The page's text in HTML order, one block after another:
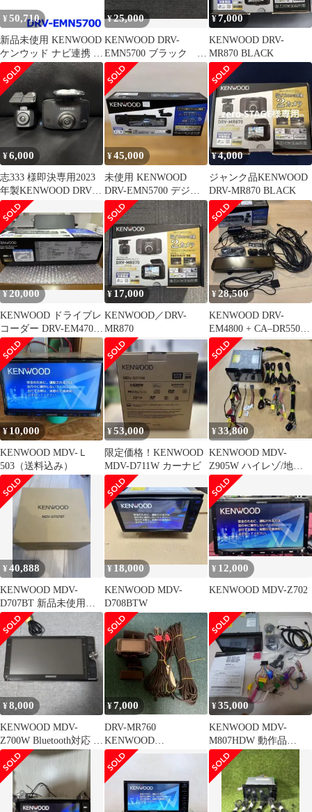
¥ 50,710
新品未使用 KENWOOD
ケンウッド ナビ連携 デ
ジタルルームミラー型
ドライブレコーダー ミ
ラレコ
¥25,000
KENWOOD DRV-
EMN5700 ブラック ド
ライブレコーダー
¥7,000
KENWOOD DRV-
MR870 BLACK
¥6,000
志333 様即決専用2023
年製KENWOOD DRV-
MR870
¥45,000
未使用 KENWOOD
DRV-EMN5700 デジタ
ルルームミラー型 ドラ
レコ
¥4,000
ジャンク品KENWOOD
DRV-MR870 BLACK
¥20,000
KENWOOD ドライブレ
コーダー DRV-EM4700
本体
¥ 17,000
KENWOOD／DRV-
MR870
¥28,500
KENWOOD DRV-
EM4800 + CA–DR550
セット
¥10,000
KENWOOD MDV-Ｌ
503（送料込み）
¥53,000
限定価格！KENWOOD
MDV-D711W カーナビ
¥33,800
KENWOOD MDV-
Z905W ハイレゾ/地デ
ジ/BT/ハイエンドモデ
ル
¥40,888
KENWOOD MDV-
D707BT 新品未使用
ナビ カーオーディオ
¥18,000
KENWOOD MDV-
D708BTW
¥ 12,000
KENWOOD MDV-Z702
¥8,000
KENWOOD MDV-
Z700W Bluetooth対応 ハ
イエンドモデル
¥7,000
DRV-MR760
KENWOOD
S/NO:10513927 ¥7000
¥35,000
KENWOOD MDV-
M807HDW 動作品
Bluetooth/DVD/CD